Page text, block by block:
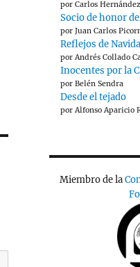
por Carlos
Socio de honor
por Juan Carlos
Reflejos de
por Andrés Collado
Inocentes por la
por Belén Sendra
Desde el tejado
por Alfonso Aparicio
Miembro de la